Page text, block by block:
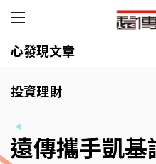
心發現文章
投資理財
遠傳攜手凱基